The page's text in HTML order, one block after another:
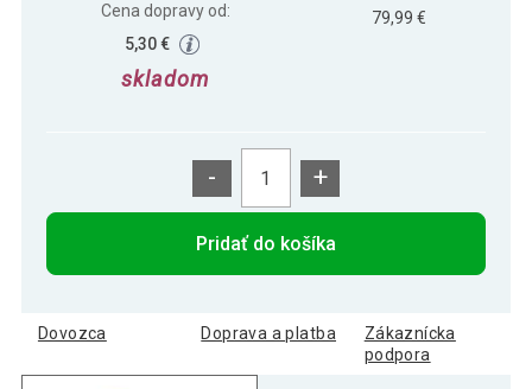
Cena dopravy od:
5,30 €
skladom
79,99 €
- +
Pridať do košíka
Dovozca Doprava a platba
Zákaznícka
podpora